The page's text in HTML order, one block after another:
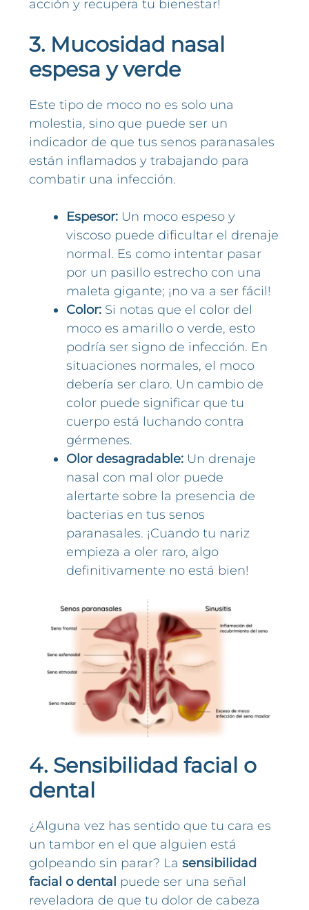
acción y recupera tu bienestar!
3. Mucosidad nasal
espesa y verde
Este tipo de moco no es solo una
molestia, sino que puede ser un
indicador de que tus senos paranasales
están inflamados y trabajando para
combatir una infección.
Espesor: Un moco espeso y
viscoso puede dificultar el drenaje
normal. Es como intentar pasar
por un pasillo estrecho con una
maleta gigante; ¡no va a ser fácil!
Color: Si notas que el color del
moco es amarillo o verde, esto
podría ser signo de infección. En
situaciones normales, el moco
debería ser claro. Un cambio de
color puede significar que tu
cuerpo está luchando contra
gérmenes.
Olor desagradable: Un drenaje
nasal con mal olor puede
alertarte sobre la presencia de
bacterias en tus senos
paranasales. ¡Cuando tu nariz
empieza a oler raro, algo
definitivamente no está bien!
4. Sensibilidad facial o
dental
¿Alguna vez has sentido que tu cara es
un tambor en el que alguien está
golpeando sin parar? Lasensibilidad
facial o dental puede ser una señal
reveladora de que tu dolor de cabeza